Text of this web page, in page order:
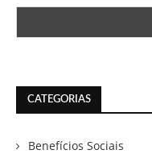
CATEGORIAS
Benefícios Sociais